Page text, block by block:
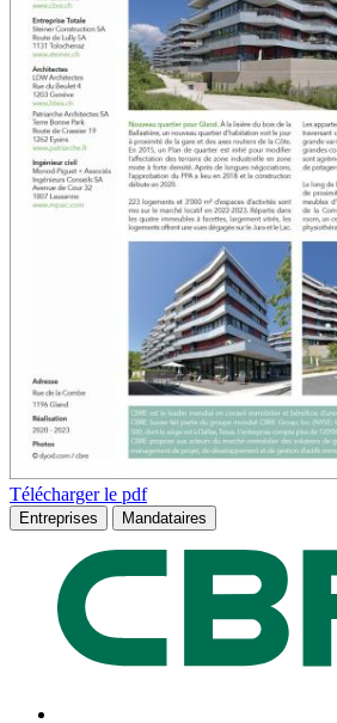
Télécharger le pdf
Entreprises Mandataires